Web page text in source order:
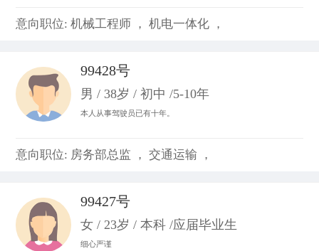
验。我善于团队协作，动手能力强，对工业自动化领域充满热情
意向职位: 机械工程师 ， 机电一体化 ，
99428号
男 / 38岁 / 初中 /5-10年
本人从事驾驶员已有十年。
意向职位: 房务部总监 ， 交通运输 ，
99427号
女 / 23岁 / 本科 /应届毕业生
细心严谨